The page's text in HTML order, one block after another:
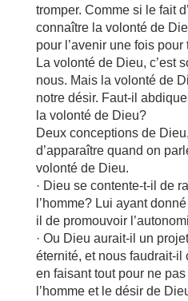
tromper. Comme si le fait
connaître la volonté de
pour l’avenir une fois pour
La volonté de Dieu, c’est
nous. Mais la volonté de
notre désir. Faut-il
la volonté de Dieu?
Deux conceptions de
d’apparaître quand on
volonté de Dieu.
· Dieu se contente-t-il de
l’homme? Lui ayant
il de promouvoir
· Ou Dieu aurait-il un
éternité, et nous faudrait-il
en faisant tout pour ne
l’homme et le désir de